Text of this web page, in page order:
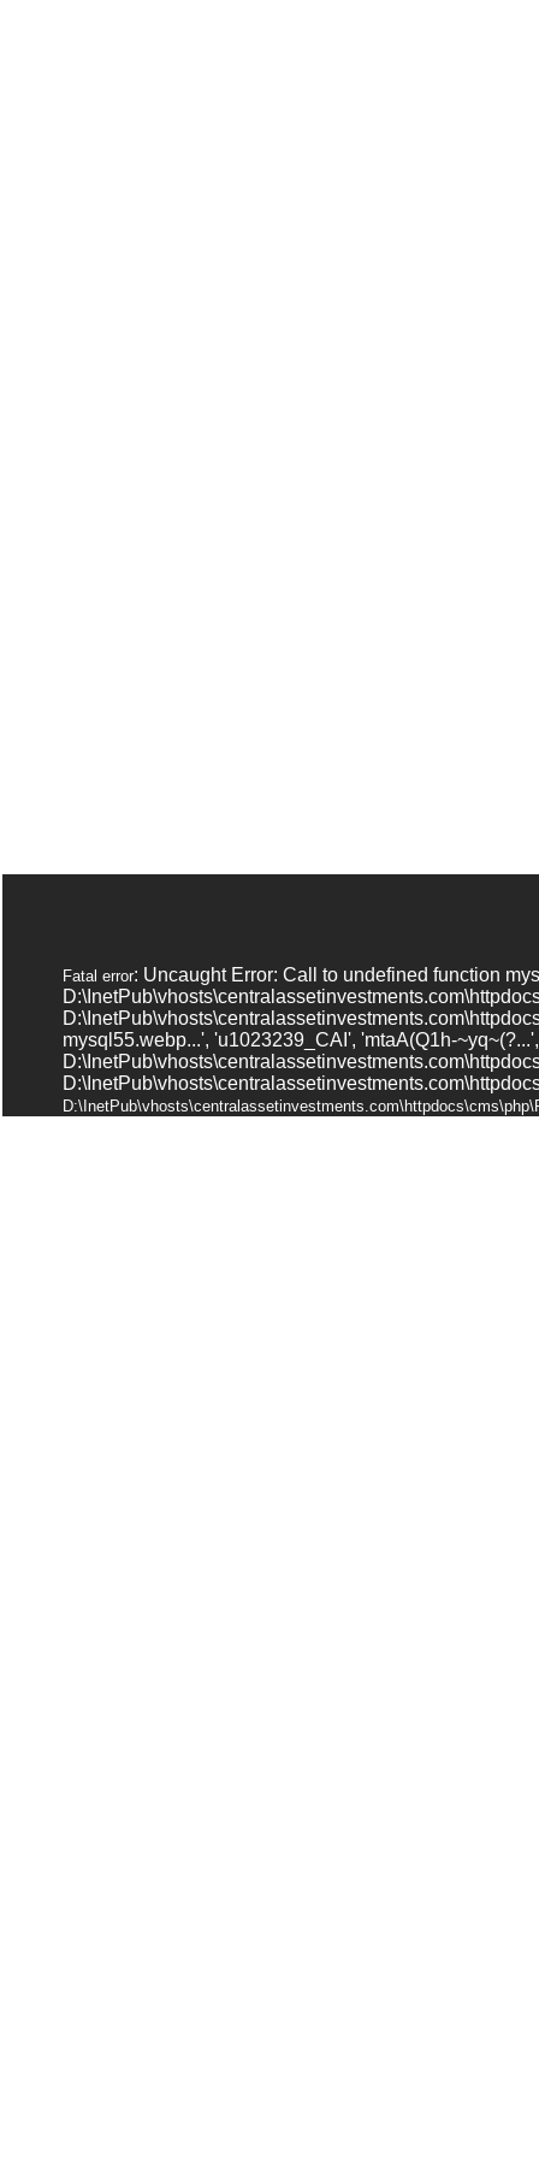
Fatal error: Uncaught Error: Call to undefined function
mysql55.webp...', 'u1023239_CAI', 'mtaA(Q1h-